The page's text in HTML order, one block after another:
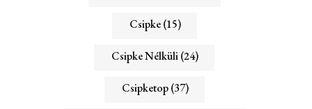
Csipke(15)
Csipke Nélküli(24)
Csipketop(37)